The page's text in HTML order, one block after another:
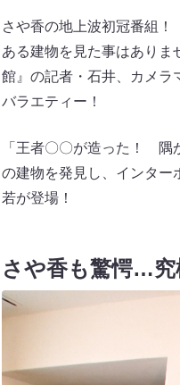
さや香の地上波初冠番組
ある建物を見た事はあり
館』の記者・石井、カメラ
バラエティー！
「王者〇〇が造った！ 隅
の建物を発見し、インタ
若が登場！
さや香も驚愕…究